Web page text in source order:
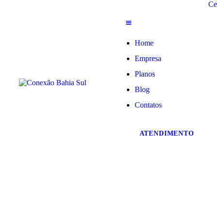
Home
Empresa
Planos
Blog
Contatos
ATENDIMENTO